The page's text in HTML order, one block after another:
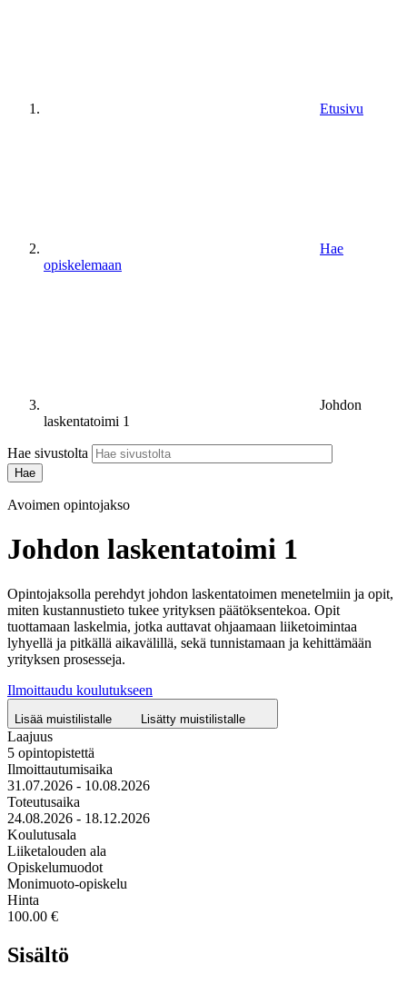
Etusivu
Hae
opiskelemaan
Johdon
laskentatoimi 1
Hae sivustolta
Avoimen opintojakso
Johdon laskentatoimi 1
Opintojaksolla perehdyt johdon laskentatoimen menetelmiin ja opit,
miten kustannustieto tukee yrityksen päätöksentekoa. Opit
tuottamaan laskelmia, jotka auttavat ohjaamaan liiketoimintaa
lyhyellä ja pitkällä aikavälillä, sekä tunnistamaan ja kehittämään
yrityksen prosesseja.
Ilmoittaudu koulutukseen
Lisää muistilistalle Lisätty muistilistalle
Laajuus
5 opintopistettä
Ilmoittautumisaika
31.07.2026 - 10.08.2026
Toteutusaika
24.08.2026 - 18.12.2026
Koulutusala
Liiketalouden ala
Opiskelumuodot
Monimuoto-opiskelu
Hinta
100.00 €
Sisältö